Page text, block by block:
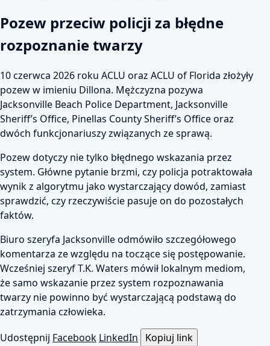
Pozew przeciw policji za błędne
rozpoznanie twarzy
10 czerwca 2026 roku ACLU oraz ACLU of Florida złożyły
pozew w imieniu Dillona. Mężczyzna pozywa
Jacksonville Beach Police Department, Jacksonville
Sheriff’s Office, Pinellas County Sheriff’s Office oraz
dwóch funkcjonariuszy związanych ze sprawą.
Pozew dotyczy nie tylko błędnego wskazania przez
system. Główne pytanie brzmi, czy policja potraktowała
wynik z algorytmu jako wystarczający dowód, zamiast
sprawdzić, czy rzeczywiście pasuje on do pozostałych
faktów.
Biuro szeryfa Jacksonville odmówiło szczegółowego
komentarza ze względu na toczące się postępowanie.
Wcześniej szeryf T.K. Waters mówił lokalnym mediom,
że samo wskazanie przez system rozpoznawania
twarzy nie powinno być wystarczającą podstawą do
zatrzymania człowieka.
Udostępnij Facebook LinkedIn
Kopiuj link